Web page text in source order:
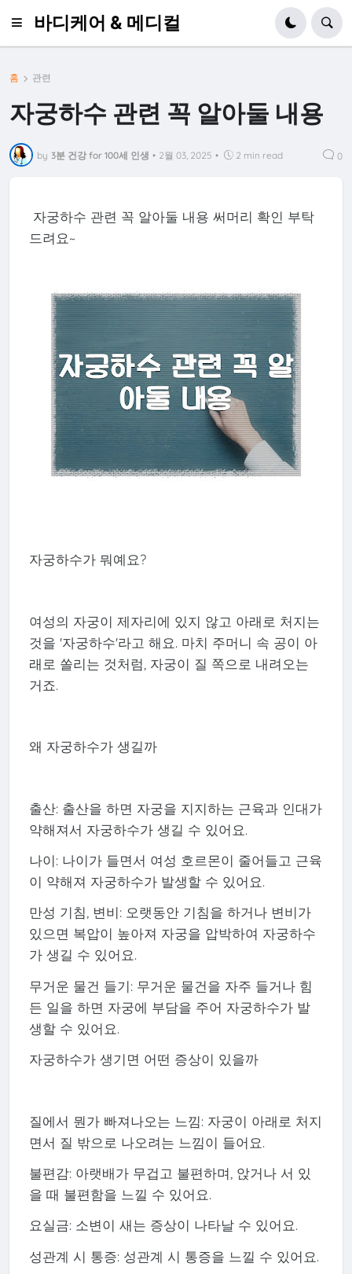
바디케어 & 메디컬
홈 관련
자궁하수 관련 꼭 알아둘 내용
by 3분 건강 for 100세 인생 • 2월 03, 2025 • 2 min read 0
자궁하수 관련 꼭 알아둘 내용 써머리 확인 부탁
드려요~
자궁하수가 뭐예요?
여성의 자궁이 제자리에 있지 않고 아래로 처지는
것을 '자궁하수'라고 해요. 마치 주머니 속 공이 아
래로 쏠리는 것처럼, 자궁이 질 쪽으로 내려오는
거죠.
왜 자궁하수가 생길까
출산: 출산을 하면 자궁을 지지하는 근육과 인대가
약해져서 자궁하수가 생길 수 있어요.
나이: 나이가 들면서 여성 호르몬이 줄어들고 근육
이 약해져 자궁하수가 발생할 수 있어요.
만성 기침, 변비: 오랫동안 기침을 하거나 변비가
있으면 복압이 높아져 자궁을 압박하여 자궁하수
가 생길 수 있어요.
무거운 물건 들기: 무거운 물건을 자주 들거나 힘
든 일을 하면 자궁에 부담을 주어 자궁하수가 발
생할 수 있어요.
자궁하수가 생기면 어떤 증상이 있을까
질에서 뭔가 빠져나오는 느낌: 자궁이 아래로 처지
면서 질 밖으로 나오려는 느낌이 들어요.
불편감: 아랫배가 무겁고 불편하며, 앉거나 서 있
을 때 불편함을 느낄 수 있어요.
요실금: 소변이 새는 증상이 나타날 수 있어요.
성관계 시 통증: 성관계 시 통증을 느낄 수 있어요.